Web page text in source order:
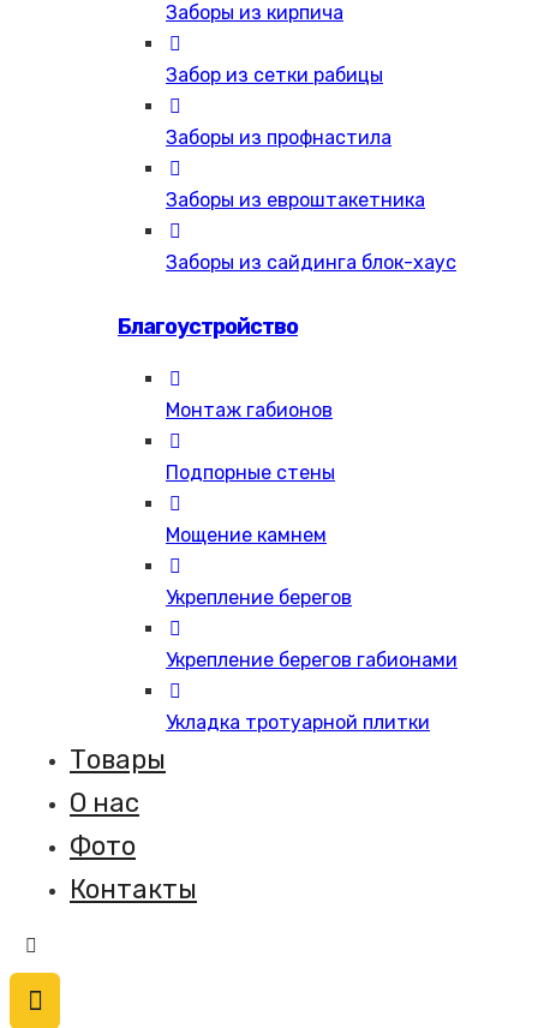
Заборы из кирпича
Забор из сетки рабицы
Заборы из профнастила
Заборы из евроштакетника
Заборы из сайдинга блок-хаус
Благоустройство
Монтаж габионов
Подпорные стены
Мощение камнем
Укрепление берегов
Укрепление берегов габионами
Укладка тротуарной плитки
Товары
О нас
Фото
Контакты